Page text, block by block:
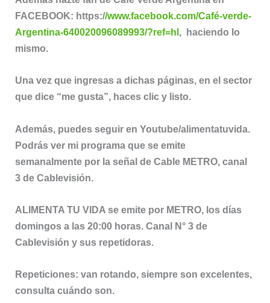
FACEBOOK: https://www.facebook.com/Café-verde-
Argentina-640020096089993/?ref=hl, haciendo lo
mismo.
Una vez que ingresas a dichas páginas, en el sector
que dice “me gusta”, haces clic y listo.
Además, puedes seguir en Youtube/alimentatuvida.
Podrás ver mi programa que se emite
semanalmente por la señal de Cable METRO, canal
3 de Cablevisión.
ALIMENTA TU VIDA se emite por METRO, los días
domingos a las 20:00 horas. Canal N° 3 de
Cablevisión y sus repetidoras.
Repeticiones: van rotando, siempre son excelentes,
consulta cuándo son.